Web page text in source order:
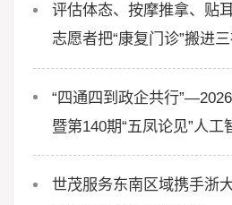
评估体态、按摩推拿、
志愿者把“康复门诊”搬进
“四通四到政企共行
暨第140期“五凤论见”人工
世茂服务东南区域携手浙